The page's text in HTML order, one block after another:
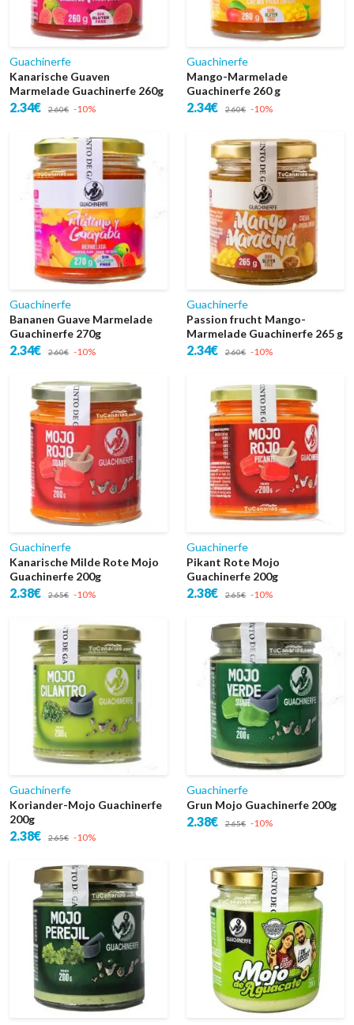
Guachinerfe
Kanarische Guaven
Marmelade Guachinerfe 260g
2.34€ 2.60€ -10%
Guachinerfe
Mango-Marmelade
Guachinerfe 260 g
2.34€ 2.60€ -10%
Guachinerfe
Bananen Guave Marmelade
Guachinerfe 270g
2.34€ 2.60€ -10%
Guachinerfe
Passion frucht Mango-
Marmelade Guachinerfe 265 g
2.34€ 2.60€ -10%
Guachinerfe
Kanarische Milde Rote Mojo
Guachinerfe 200g
2.38€ 2.65€ -10%
Guachinerfe
Pikant Rote Mojo
Guachinerfe 200g
2.38€ 2.65€ -10%
Guachinerfe
Koriander-Mojo Guachinerfe
200g
2.38€ 2.65€ -10%
Guachinerfe
Grun Mojo Guachinerfe 200g
2.38€ 2.65€ -10%